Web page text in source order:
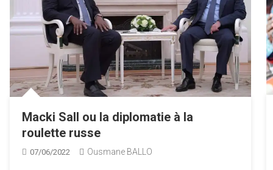
Macki Sall ou la diplomatie à la
roulette russe
07/06/2022 Ousmane BALLO